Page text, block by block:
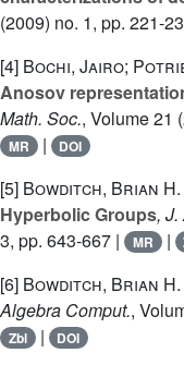
(2009) no. 1, pp. 221-
[4] Bochi, Jairo;
Anosov
Math. Soc., Volume 21
MR | DOI
[5] Bowditch, Brian H.
Hyperbolic Groups, J.
3, pp. 643-667 |
MR |
[6] Bowditch, Brian H.
Algebra Comput.,
Zbl | DOI